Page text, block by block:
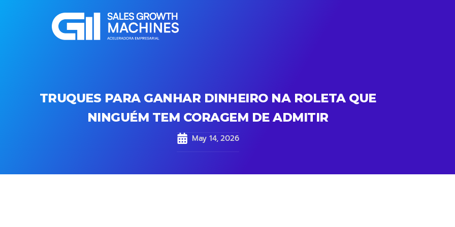
TRUQUES PARA GANHAR DINHEIRO NA ROLETA QUE
NINGUÉM TEM CORAGEM DE ADMITIR
May 14, 2026